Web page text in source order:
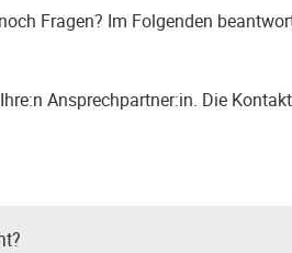
Fragen? Im Folgenden
Ansprechpartner:in. Die